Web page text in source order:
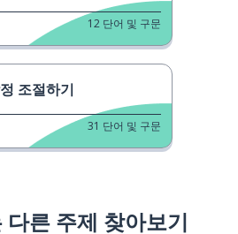
12 단어 및 구문
조절하기
31 단어 및 구문
다른 주제 찾아보기